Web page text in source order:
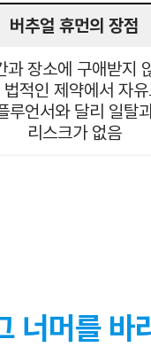
버추얼 휴먼의 장점
과 장소에 구애받지
법적인 제약에서 자
루언서와 달리 일탈
리스크가 없음
너머를 바